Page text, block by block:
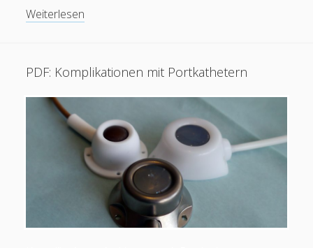
Pflegefachperson für Spezielle Schmerzpflege / Pain
Nurse Plus m. Ausz. (Dt. Schmerzges.)
Pflegefachperson p-e-ac® Ohrakupunktur
Mitgliedschaften
Weiterlesen
nahen
Todes
(pflegen:palliativ
PDF: Komplikationen mit Portkathetern